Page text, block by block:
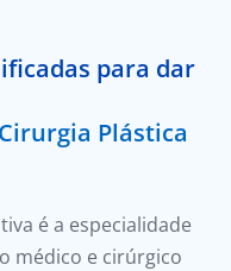
para dar
Plástica
é a especialidade
médico e cirúrgico